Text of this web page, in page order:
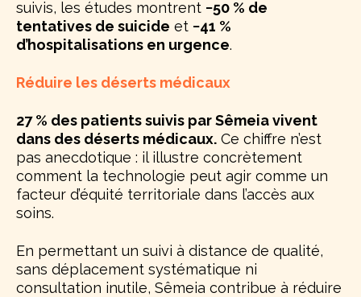
suivis, les études montrent −50 % de
tentatives de suicide et −41 %
d’hospitalisations en urgence.
Réduire les déserts médicaux
27 % des patients suivis par Sêmeia vivent
dans des déserts médicaux. Ce chiffre n’est
pas anecdotique : il illustre concrètement
comment la technologie peut agir comme un
facteur d’équité territoriale dans l’accès aux
soins.
En permettant un suivi à distance de qualité,
sans déplacement systématique ni
consultation inutile, Sêmeia contribue à réduire